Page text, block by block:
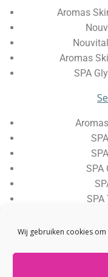
Wij gebruiken cookies
Aromas
Aromas
SPA
SPA
SPA